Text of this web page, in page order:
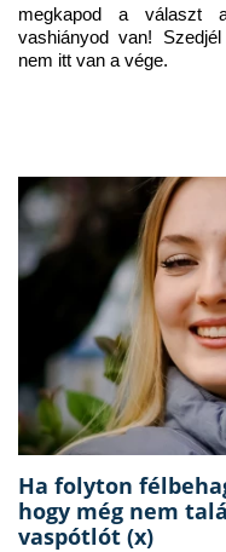
megkapod a választ
vashiányod van!
nem itt van a vége.
Ha folyton
hogy még nem
vaspótlót (x)